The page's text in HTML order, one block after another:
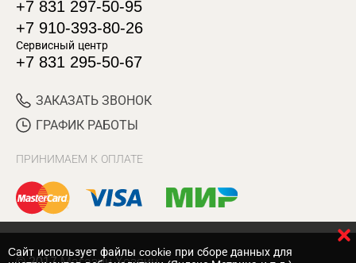
+7 831 297-50-95
+7 910-393-80-26
Сервисный центр
+7 831 295-50-67
ЗАКАЗАТЬ ЗВОНОК
ГРАФИК РАБОТЫ
ПРИНИМАЕМ К ОПЛАТЕ
Cайт использует файлы cookie при сборе данных для